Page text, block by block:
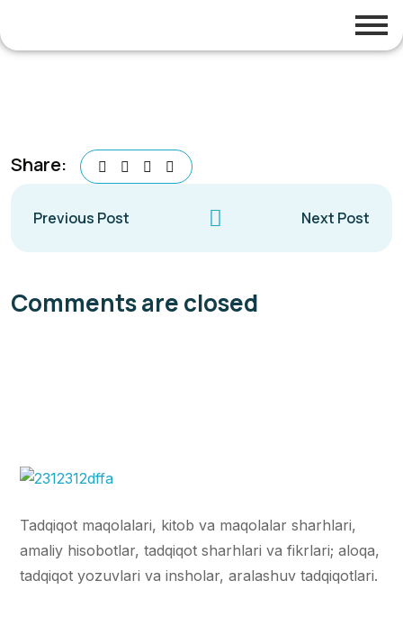
Share:
Previous Post Next Post
Comments are closed
Tadqiqot maqolalari, kitob va maqolalar sharhlari,
amaliy hisobotlar, tadqiqot sharhlari va fikrlari; aloqa,
tadqiqot yozuvlari va insholar, aralashuv tadqiqotlari.